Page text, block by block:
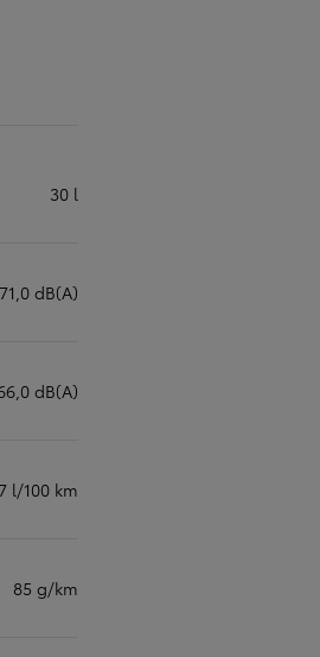
30 l
71,0 dB(A)
dB(A)
l/100 km
85 g/km